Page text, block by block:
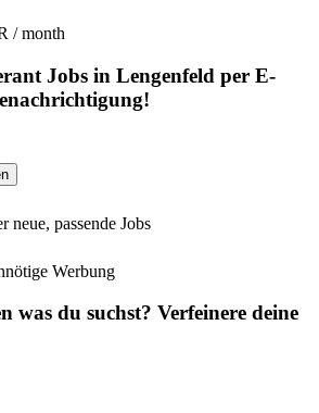
/ month
Jobs in Lengenfeld per E-
neue, passende Jobs
Werbung
was du suchst? Verfeinere deine